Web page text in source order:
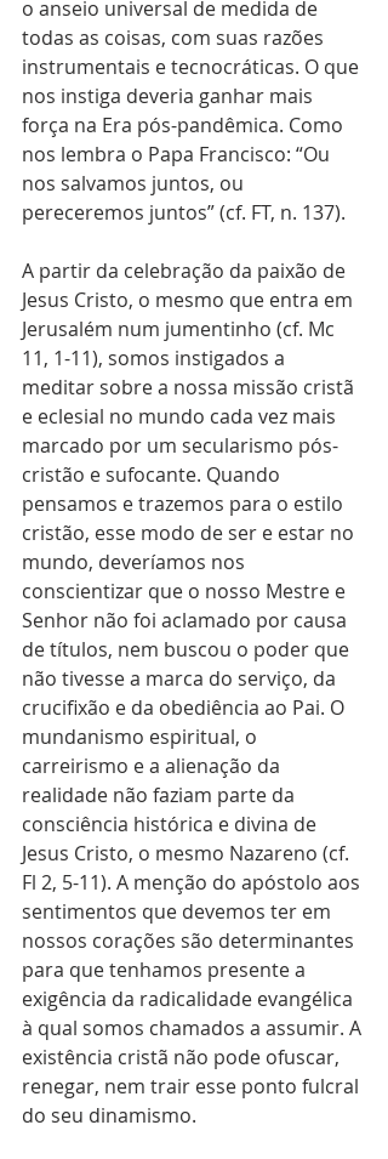
o anseio universal de medida de
todas as coisas, com suas razões
instrumentais e tecnocráticas. O que
nos instiga deveria ganhar mais
força na Era pós-pandêmica. Como
nos lembra o Papa Francisco: “Ou
nos salvamos juntos, ou
pereceremos juntos” (cf. FT, n. 137).
A partir da celebração da paixão de
Jesus Cristo, o mesmo que entra em
Jerusalém num jumentinho (cf. Mc
11, 1-11), somos instigados a
meditar sobre a nossa missão cristã
e eclesial no mundo cada vez mais
marcado por um secularismo pós-
cristão e sufocante. Quando
pensamos e trazemos para o estilo
cristão, esse modo de ser e estar no
mundo, deveríamos nos
conscientizar que o nosso Mestre e
Senhor não foi aclamado por causa
de títulos, nem buscou o poder que
não tivesse a marca do serviço, da
crucifixão e da obediência ao Pai. O
mundanismo espiritual, o
carreirismo e a alienação da
realidade não faziam parte da
consciência histórica e divina de
Jesus Cristo, o mesmo Nazareno (cf.
Fl 2, 5-11). A menção do apóstolo aos
sentimentos que devemos ter em
nossos corações são determinantes
para que tenhamos presente a
exigência da radicalidade evangélica
à qual somos chamados a assumir. A
existência cristã não pode ofuscar,
renegar, nem trair esse ponto fulcral
do seu dinamismo.